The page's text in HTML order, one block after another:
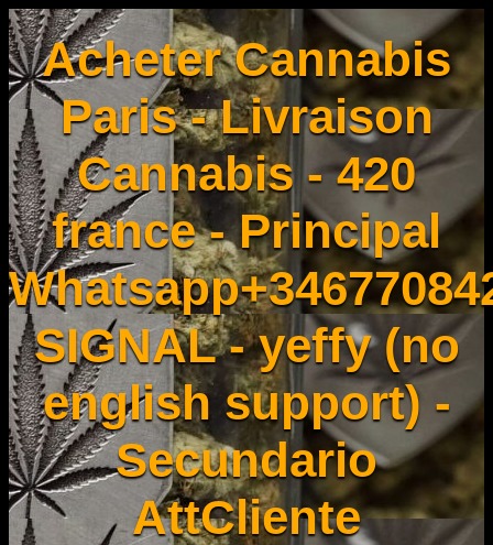
Acheter Cannabis
Paris - Livraison
Cannabis - 420
france - Principal
SIGNAL - yeffy (no
english support) -
Secundario
AttCliente